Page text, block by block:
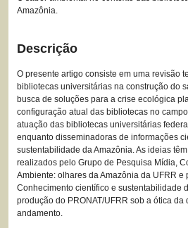
Amazônia.
Descrição
O presente artigo consiste em uma revisão
bibliotecas universitárias na construção do
busca de soluções para a crise ecológica
configuração atual das bibliotecas no
atuação das bibliotecas universitárias
enquanto disseminadoras de informações
sustentabilidade da Amazônia. As ideias
realizados pelo Grupo de Pesquisa Mídia,
Ambiente: olhares da Amazônia da UFRR
Conhecimento científico e sustentabilidade
produção do PRONAT/UFRR sob a ótica
andamento.